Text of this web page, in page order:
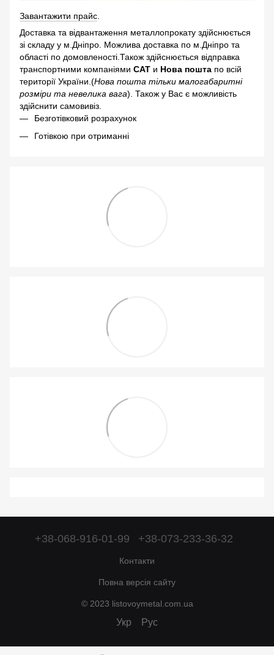
Завантажити прайс
Доставка та відвантаження металлопрокату здійснюється
зі складу у м.Дніпро. Можлива доставка по м.Дніпро та
області по домовленості.Також здійснюється відправка
транспортними компаніями САТ и Нова пошта по всій
території України.(Нова пошта тільки малогабаритні
розміри та невелика вага). Також у Вас є можливість
здійснити самовивіз.
Безготівковий розрахунок
Готівкою при отриманні
+38-068-916-01-99 +38-073-233-36-32
Контакти
Повна версія сайту
© 2023 listovoymetal.com.ua
Укр Рус